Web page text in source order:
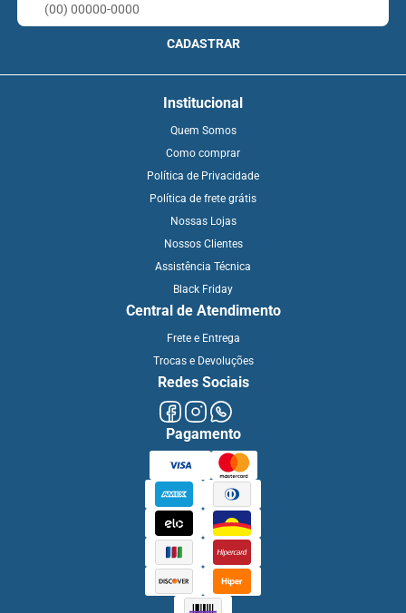
CADASTRAR
Institucional
Quem Somos
Como comprar
Política de Privacidade
Política de frete grátis
Nossas Lojas
Nossos Clientes
Assistência Técnica
Black Friday
Central de Atendimento
Frete e Entrega
Trocas e Devoluções
Redes Sociais
Pagamento